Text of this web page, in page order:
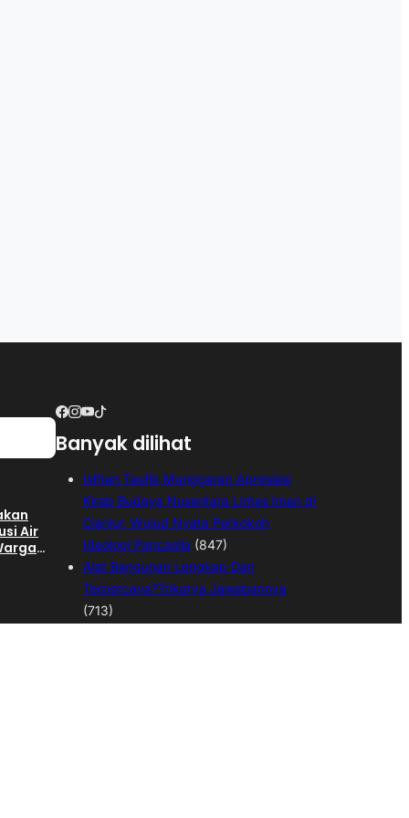
Air
Banyak dilihat
Isfhan Taufik Munggaran Apresiasi
Kirab Budaya Nusantara Lintas Iman di
Cianjur, Wujud Nyata Perkokoh
Ideologi Pancasila (847)
Alat Bangunan Lengkap Dan
Terpercaya?Trikarya Jawabannya
(713)